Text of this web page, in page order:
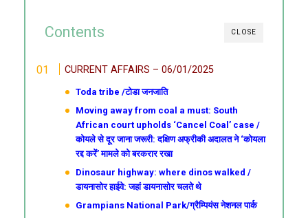
CLOSE
Contents
CURRENT AFFAIRS – 06/01/2025
Toda tribe /टोडा जनजाति
Moving away from coal a must: South
African court upholds ‘Cancel Coal’ case /
कोयले से दूर जाना जरूरी: दक्षिण अफ्रीकी अदालत ने ‘कोयला
रद्द करें’ मामले को बरकरार रखा
Dinosaur highway: where dinos walked /
डायनासोर हाईवे: जहां डायनासोर चलते थे
Grampians National Park/ग्रैम्पियंस नेशनल पार्क